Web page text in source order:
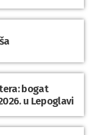
bogat
u Lepoglavi